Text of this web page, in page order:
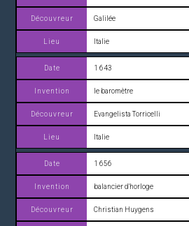
Galilée
Italie
1 643
le baromètre
Evangelista Torricelli
Italie
1 656
balancier d'horloge
Christian Huygens